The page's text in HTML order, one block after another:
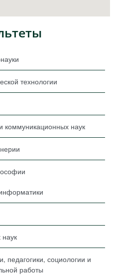
технологии
коммуникационных наук
наук
педагогики, социологии и
работы